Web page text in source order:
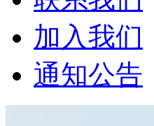
加入我们
通知公告